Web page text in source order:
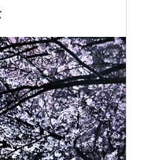
です！ ※こちらの